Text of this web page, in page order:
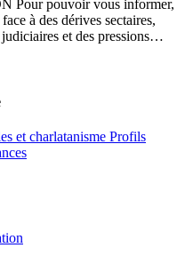
Pour pouvoir vous informer,
à des dérives sectaires,
et des pressions…
et charlatanisme Profils